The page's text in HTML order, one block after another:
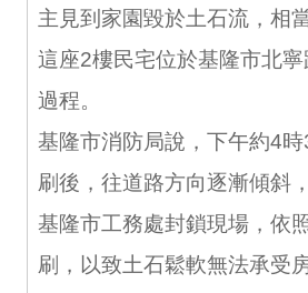
主見到家園毀於土石流，相當
這座2樓民宅位於基隆市北
過程。
基隆市消防局說，下午約4
刷後，往道路方向逐漸傾斜
基隆市工務處封鎖現場，依
刷，以致土石鬆軟無法承受